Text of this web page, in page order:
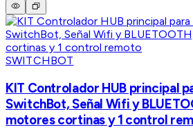
SWITCHBOT
KIT Controlador HUB principal
SwitchBot, Señal Wifi y
motores cortinas y 1 control